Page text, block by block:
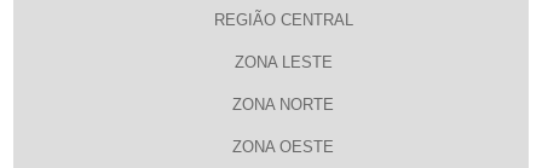
REGIÃO CENTRAL
ZONA LESTE
ZONA NORTE
ZONA OESTE